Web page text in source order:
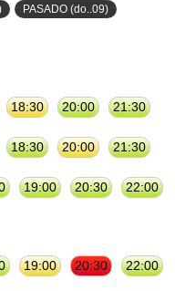
PASADO (do..09)
18:30 20:00 21:30
18:30 20:00 21:30
19:00 20:30 22:00
19:00 20:30 22:00